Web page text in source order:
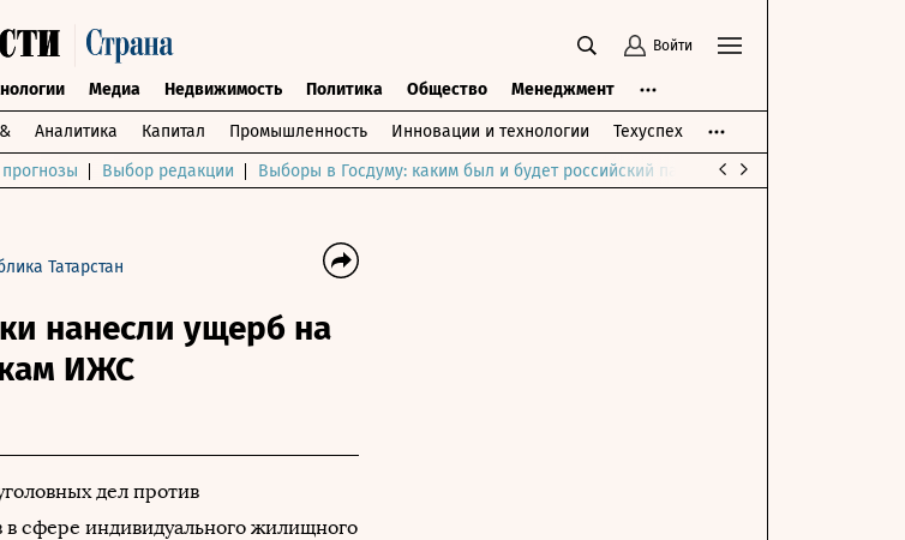
Войти
Медиа Недвижимость Политика Общество Менеджмент
Аналитика Капитал Промышленность Инновации и технологии Техуспех
Выбор редакции Выборы в Госдуму: каким был и будет российский парламент
Татарстан
нанесли ущерб на
ИЖС
дел против
сфере индивидуального жилищного